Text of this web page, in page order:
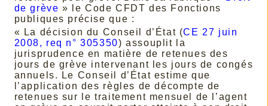
de grève » le Code CFDT des Fonctions
publiques précise que :
« La décision du Conseil d’État (CE 27 juin
2008, req n° 305350) assouplit la
jurisprudence en matière de retenues des
jours de grève intervenant les jours de congés
annuels. Le Conseil d’État estime que
l’application des règles de décompte de
retenues sur le traitement mensuel de l’agent